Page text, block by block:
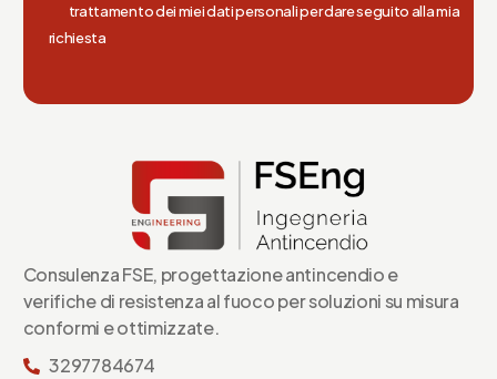
trattamento dei miei dati personali per dare seguito alla mia
richiesta
Consulenza FSE, progettazione antincendio e
verifiche di resistenza al fuoco per soluzioni su misura
conformi e ottimizzate.
3297784674